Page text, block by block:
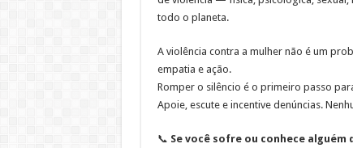
todo o planeta.
A violência contra a mulher não é um
empatia e ação.
Romper o silêncio é o primeiro passo
Apoie, escute e incentive denúncias.
📞 Se você sofre ou conhece alguém